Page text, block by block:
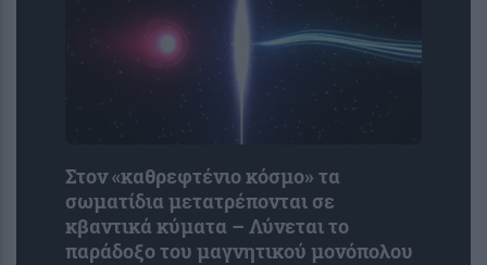
Στον «καθρεφτένιο κόσμο» τα
σωματίδια μετατρέπονται σε
κβαντικά κύματα – Λύνεται το
παράδοξο του μαγνητικού μονόπολου